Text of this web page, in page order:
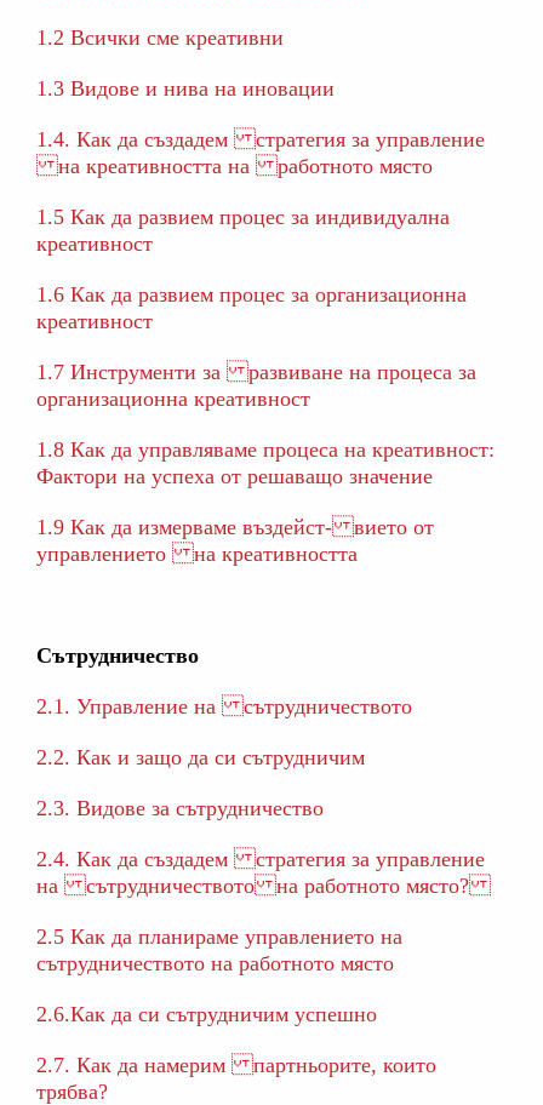
1.2 Всички сме креативни
1.3 Видове и нива на иновации
1.4. Как да създадем стратегия за управление
на креативността на работното място
1.5 Как да развием процес за индивидуална
креативност
1.6 Как да развием процес за организационна
креативност
1.7 Инструменти за развиване на процеса за
организационна креативност
1.8 Как да управляваме процеса на креативност:
Фактори на успеха от решаващо значение
1.9 Как да измерваме въздейст- вието от
управлението на креативността
Сътрудничество
2.1. Управление на сътрудничеството
2.2. Как и защо да си сътрудничим
2.3. Видове за сътрудничество
2.4. Как да създадем стратегия за управление
на сътрудничеството на работното място?
2.5 Как да планираме управлението на
сътрудничеството на работното място
2.6.Как да си сътрудничим успешно
2.7. Как да намерим партньорите, които
трябва?